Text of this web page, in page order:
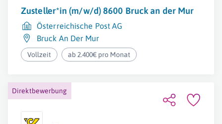
Zusteller*in (m/w/d) 8600 Bruck an der Mur
Österreichische Post AG
Bruck An Der Mur
Vollzeit ab 2.400€ pro Monat
Direktbewerbung